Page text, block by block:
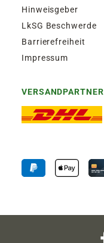
Hinweisgeber
LkSG Beschwerde
Barrierefreiheit
Impressum
VERSANDPARTNER